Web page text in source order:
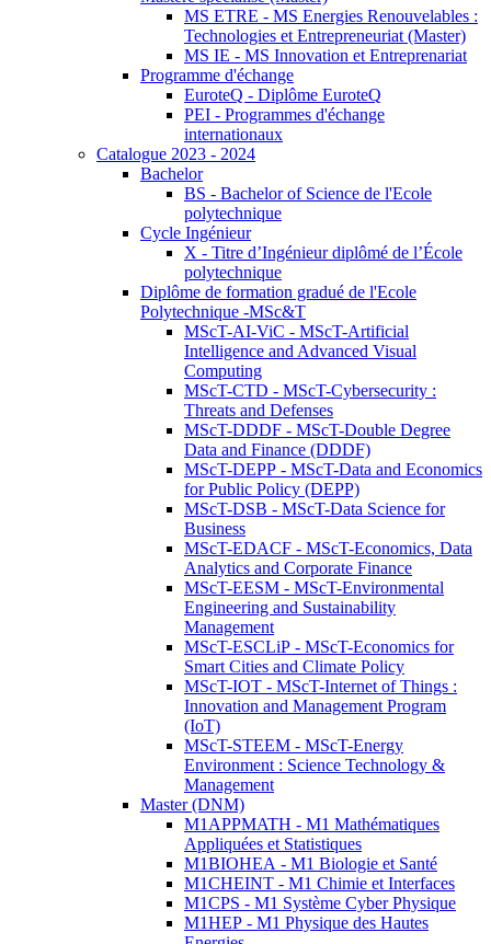
MS ETRE - MS Energies Renouvelables :
Technologies et Entrepreneuriat (Master)
MS IE - MS Innovation et Entreprenariat
Programme d'échange
EuroteQ - Diplôme EuroteQ
PEI - Programmes d'échange
internationaux
Catalogue 2023 - 2024
Bachelor
BS - Bachelor of Science de l'Ecole
polytechnique
Cycle Ingénieur
X - Titre d’Ingénieur diplômé de l’École
polytechnique
Diplôme de formation gradué de l'Ecole
Polytechnique -MSc&T
MScT-AI-ViC - MScT-Artificial
Intelligence and Advanced Visual
Computing
MScT-CTD - MScT-Cybersecurity :
Threats and Defenses
MScT-DDDF - MScT-Double Degree
Data and Finance (DDDF)
MScT-DEPP - MScT-Data and Economics
for Public Policy (DEPP)
MScT-DSB - MScT-Data Science for
Business
MScT-EDACF - MScT-Economics, Data
Analytics and Corporate Finance
MScT-EESM - MScT-Environmental
Engineering and Sustainability
Management
MScT-ESCLiP - MScT-Economics for
Smart Cities and Climate Policy
MScT-IOT - MScT-Internet of Things :
Innovation and Management Program
(IoT)
MScT-STEEM - MScT-Energy
Environment : Science Technology &
Management
Master (DNM)
M1APPMATH - M1 Mathématiques
Appliquées et Statistiques
M1BIOHEA - M1 Biologie et Santé
M1CHEINT - M1 Chimie et Interfaces
M1CPS - M1 Système Cyber Physique
M1HEP - M1 Physique des Hautes